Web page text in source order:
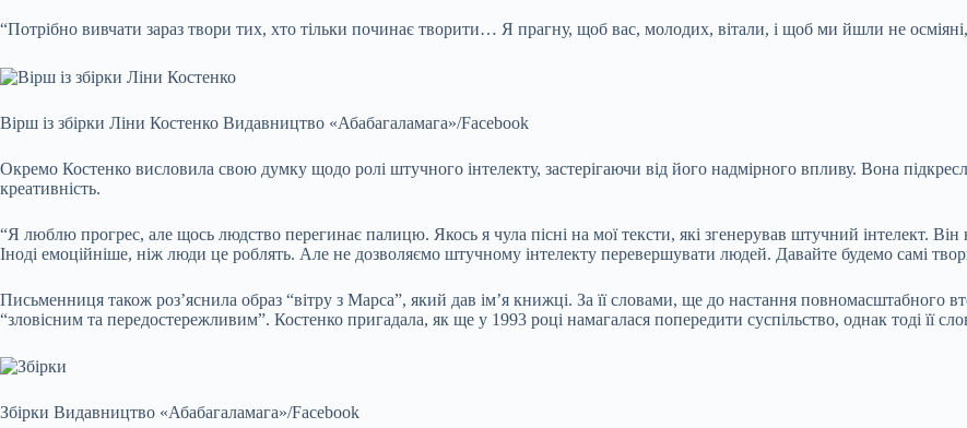
“Потрібно вивчати зараз твори тих, хто тільки починає творити… Я прагну, щоб вас, молодих, вітали, і щоб ми йшли не
Вірш із збірки Ліни Костенко Видавництво «Абабагаламага»/Facebook
Окремо Костенко висловила свою думку щодо ролі штучного інтелекту, застерігаючи від його надмірного впливу. Вона
креативність.
“Я люблю прогрес, але щось людство перегинає палицю. Якось я чула пісні на мої тексти, які згенерував штучний інтелект.
Іноді емоційніше, ніж люди це роблять. Але не дозволяємо штучному інтелекту перевершувати людей. Давайте будемо самі
Письменниця також роз’яснила образ “вітру з Марса”, який дав ім’я книжці. За її словами, ще до настання повномасштабного
“зловісним та передостережливим”. Костенко пригадала, як ще у 1993 році намагалася попередити суспільство, однак тоді її
Збірки Видавництво «Абабагаламага»/Facebook